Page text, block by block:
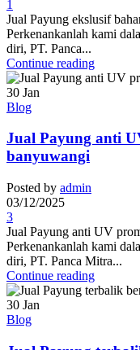
1
Jual Payung ekslusif
Perkenankanlah kami
diri, PT. Panca...
Continue reading
30 Jan
Blog
Jual Payung anti
banyuwangi
Posted by admin
03/12/2025
3
Jual Payung anti UV
Perkenankanlah kami
diri, PT. Panca Mitra...
Continue reading
30 Jan
Blog